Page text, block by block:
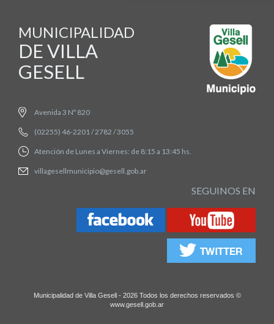
MUNICIPALIDAD
DE VILLA
GESELL
Avenida 3 Nº 820
(02255) 46-2201 / 2782 / 3055
Atención de Lunes a Viernes: de 8:15 a 13:45 hs.
villagesellmunicipio@gesell.gob.ar
SEGUINOS EN
Municipalidad de Villa Gesell - 2026 Todos los derechos reservados ©
www.gesell.gob.ar